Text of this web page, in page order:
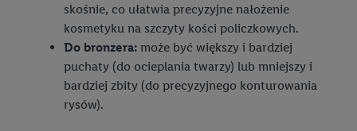
skośnie, co ułatwia precyzyjne nałożenie
kosmetyku na szczyty kości policzkowych.
Do bronzera: może być większy i bardziej
puchaty (do ocieplania twarzy) lub mniejszy i
bardziej zbity (do precyzyjnego konturowania
rysów).